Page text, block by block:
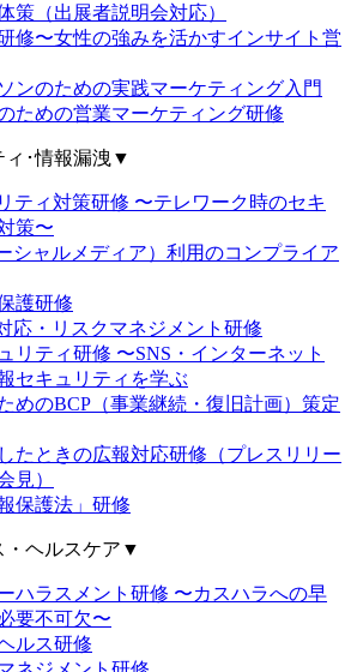
策（出展者説明会対応）
修〜女性の強みを活かすインサイト営
ンのための実践マーケティング入門
ための営業マーケティング研修
･情報漏洩 ▼
ティ対策研修 〜テレワーク時のセキ
策〜
シャルメディア）利用のコンプライア
護研修
応・リスクマネジメント研修
リティ研修 〜SNS・インターネット
セキュリティを学ぶ
めのBCP（事業継続・復旧計画）策定
たときの広報対応研修（プレスリリー
見）
保護法」研修
・ヘルスケア ▼
ハラスメント研修 〜カスハラへの早
要不可欠〜
ルス研修